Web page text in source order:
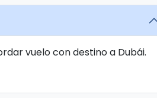
vuelo con destino a Dubái.